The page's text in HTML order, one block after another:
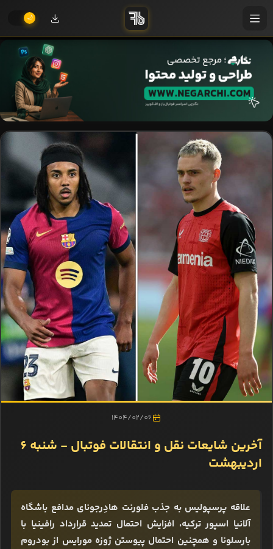
1404/02/06
آخرین شایعات نقل و انتقالات فوتبال - شنبه 6
اردیبهشت
علاقه پرسپولیس به جذب فلورنت هادِرجونای مدافع باشگاه
آلانیا اسپور ترکیه، افزایش احتمال تمدید قرارداد رافینیا با
بارسلونا و همچنین احتمال پیوستن ژوزه مورایس از بودروم